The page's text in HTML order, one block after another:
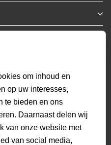
om inhoud en
op uw interesses,
te bieden en ons
Daarnaast delen wij
van onze website met
van social media,